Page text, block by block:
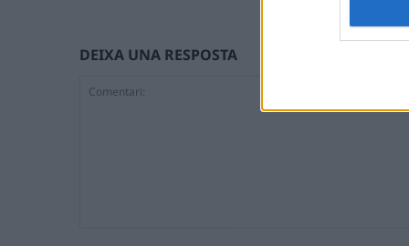
DEIXA UNA RESPOSTA